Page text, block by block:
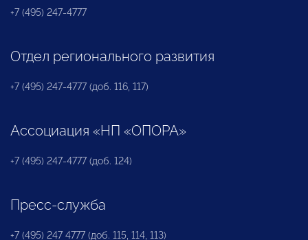
+7 (495) 247-4777
Отдел регионального развития
+7 (495) 247-4777 (доб. 116, 117)
Ассоциация «НП «ОПОРА»
+7 (495) 247-4777 (доб. 124)
Пресс-служба
+7 (495) 247 4777 (доб. 115, 114, 113)